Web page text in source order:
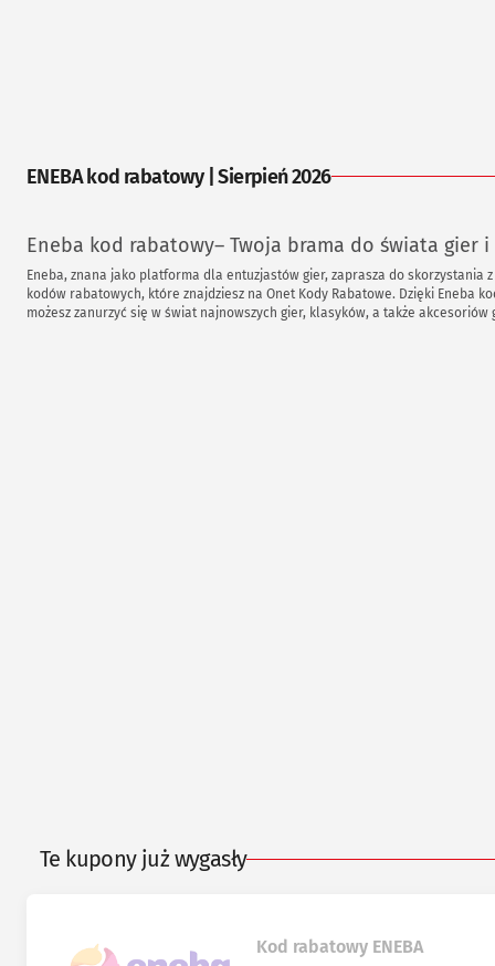
ENEBA kod rabatowy | Sierpień 2026
Eneba kod rabatowy– Twoja brama do świata gier
Eneba, znana jako platforma dla entuzjastów gier, zaprasza do skorzystania
kodów rabatowych, które znajdziesz na Onet Kody Rabatowe. Dzięki Eneba
możesz zanurzyć się w świat najnowszych gier, klasyków, a także akcesoriów
Te kupony już wygasły
Kod rabatowy ENEBA